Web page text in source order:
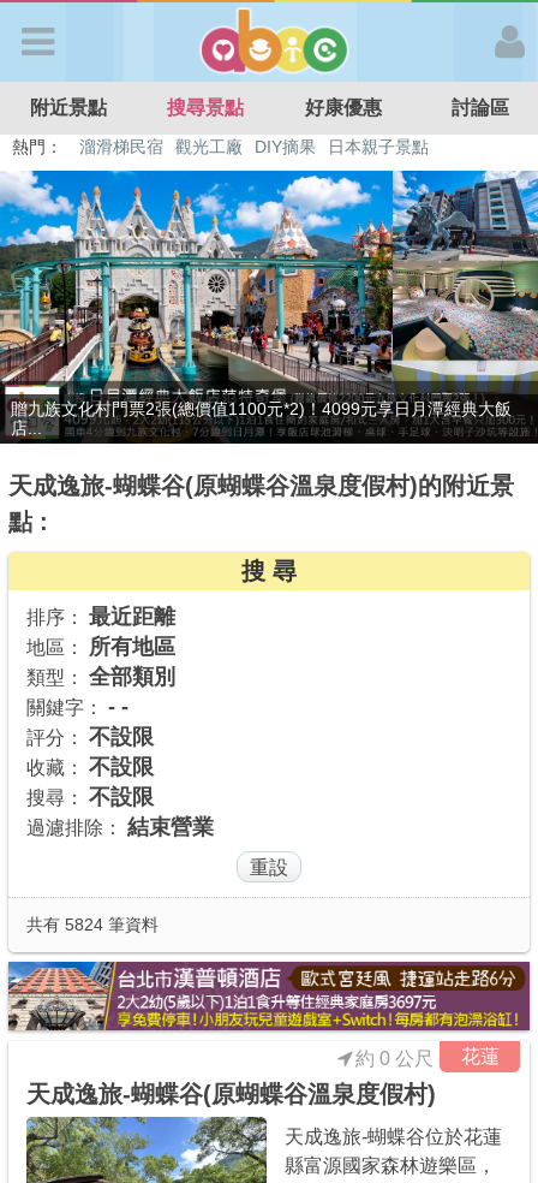
APP登入
首 頁
搜尋景點
好康優惠
最新消息
最新留言
推薦景點
討論區
聯絡我們
附近景點 搜尋景點 好康優惠 討論區
熱門： 溜滑梯民宿 觀光工廠 DIY摘果
日本親子景點
特色遊戲場
親子住房優惠 台北親子餐廳 溫泉泡湯SPA
只賣4天，要訂要快！捷絲旅-宜蘭礁溪館3099元起享2大1幼1泊1食住
雙人...
天成逸旅-蝴蝶谷(原蝴蝶谷溫泉度假村)的附近景
點 :
搜 尋
排序： 最近距離
地區： 所有地區
類型： 全部類別
關鍵字： - -
評分： 不設限
收藏： 不設限
搜尋： 不設限
過濾排除： 結束營業
共有 5824 筆資料
花蓮
天成逸旅-蝴蝶谷(原蝴蝶谷溫泉度假村)
約 0 公尺
天成逸旅-蝴蝶谷位於花蓮
縣富源國家森林遊樂區，